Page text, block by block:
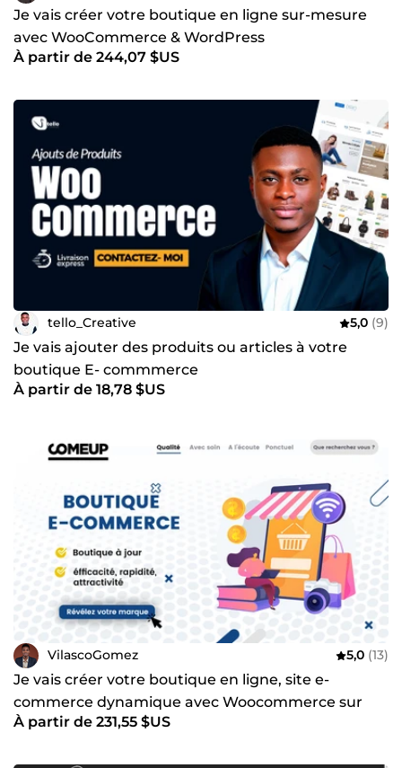
Je vais créer votre boutique en ligne sur-mesure
avec WooCommerce & WordPress
À partir de 244,07 $US
tello_Creative 5,0 (9)
Je vais ajouter des produits ou articles à votre
boutique E- commmerce
À partir de 18,78 $US
VilascoGomez 5,0 (13)
Je vais créer votre boutique en ligne, site e-
commerce dynamique avec Woocommerce sur
WordPress
À partir de 231,55 $US